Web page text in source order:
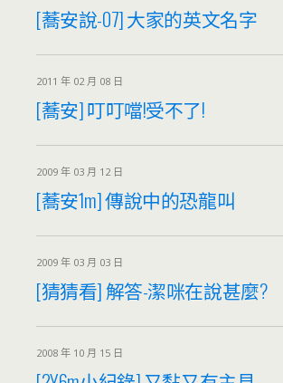
[蕎安說-07] 大家的英文名字
2011 年 02 月 08 日
[蕎安] 叮叮噹!受不了!
2009 年 03 月 12 日
[蕎安1m] 傳說中的恐龍叫
2009 年 03 月 03 日
[猜猜看] 解答-潔咪在說甚麼?
2008 年 10 月 15 日